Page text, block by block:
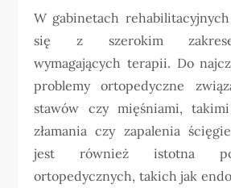
W gabinetach
się z szerokim
wymagających terapii. Do
problemy ortopedyczne
stawów czy mięśniami,
złamania czy zapalenia
jest również istotna po
ortopedycznych, takich jak